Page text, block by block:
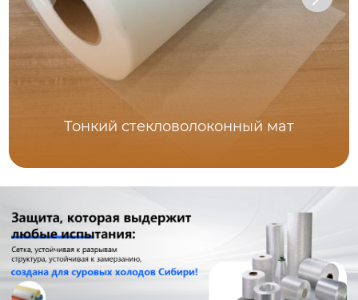
Тонкий стекловолоконный мат